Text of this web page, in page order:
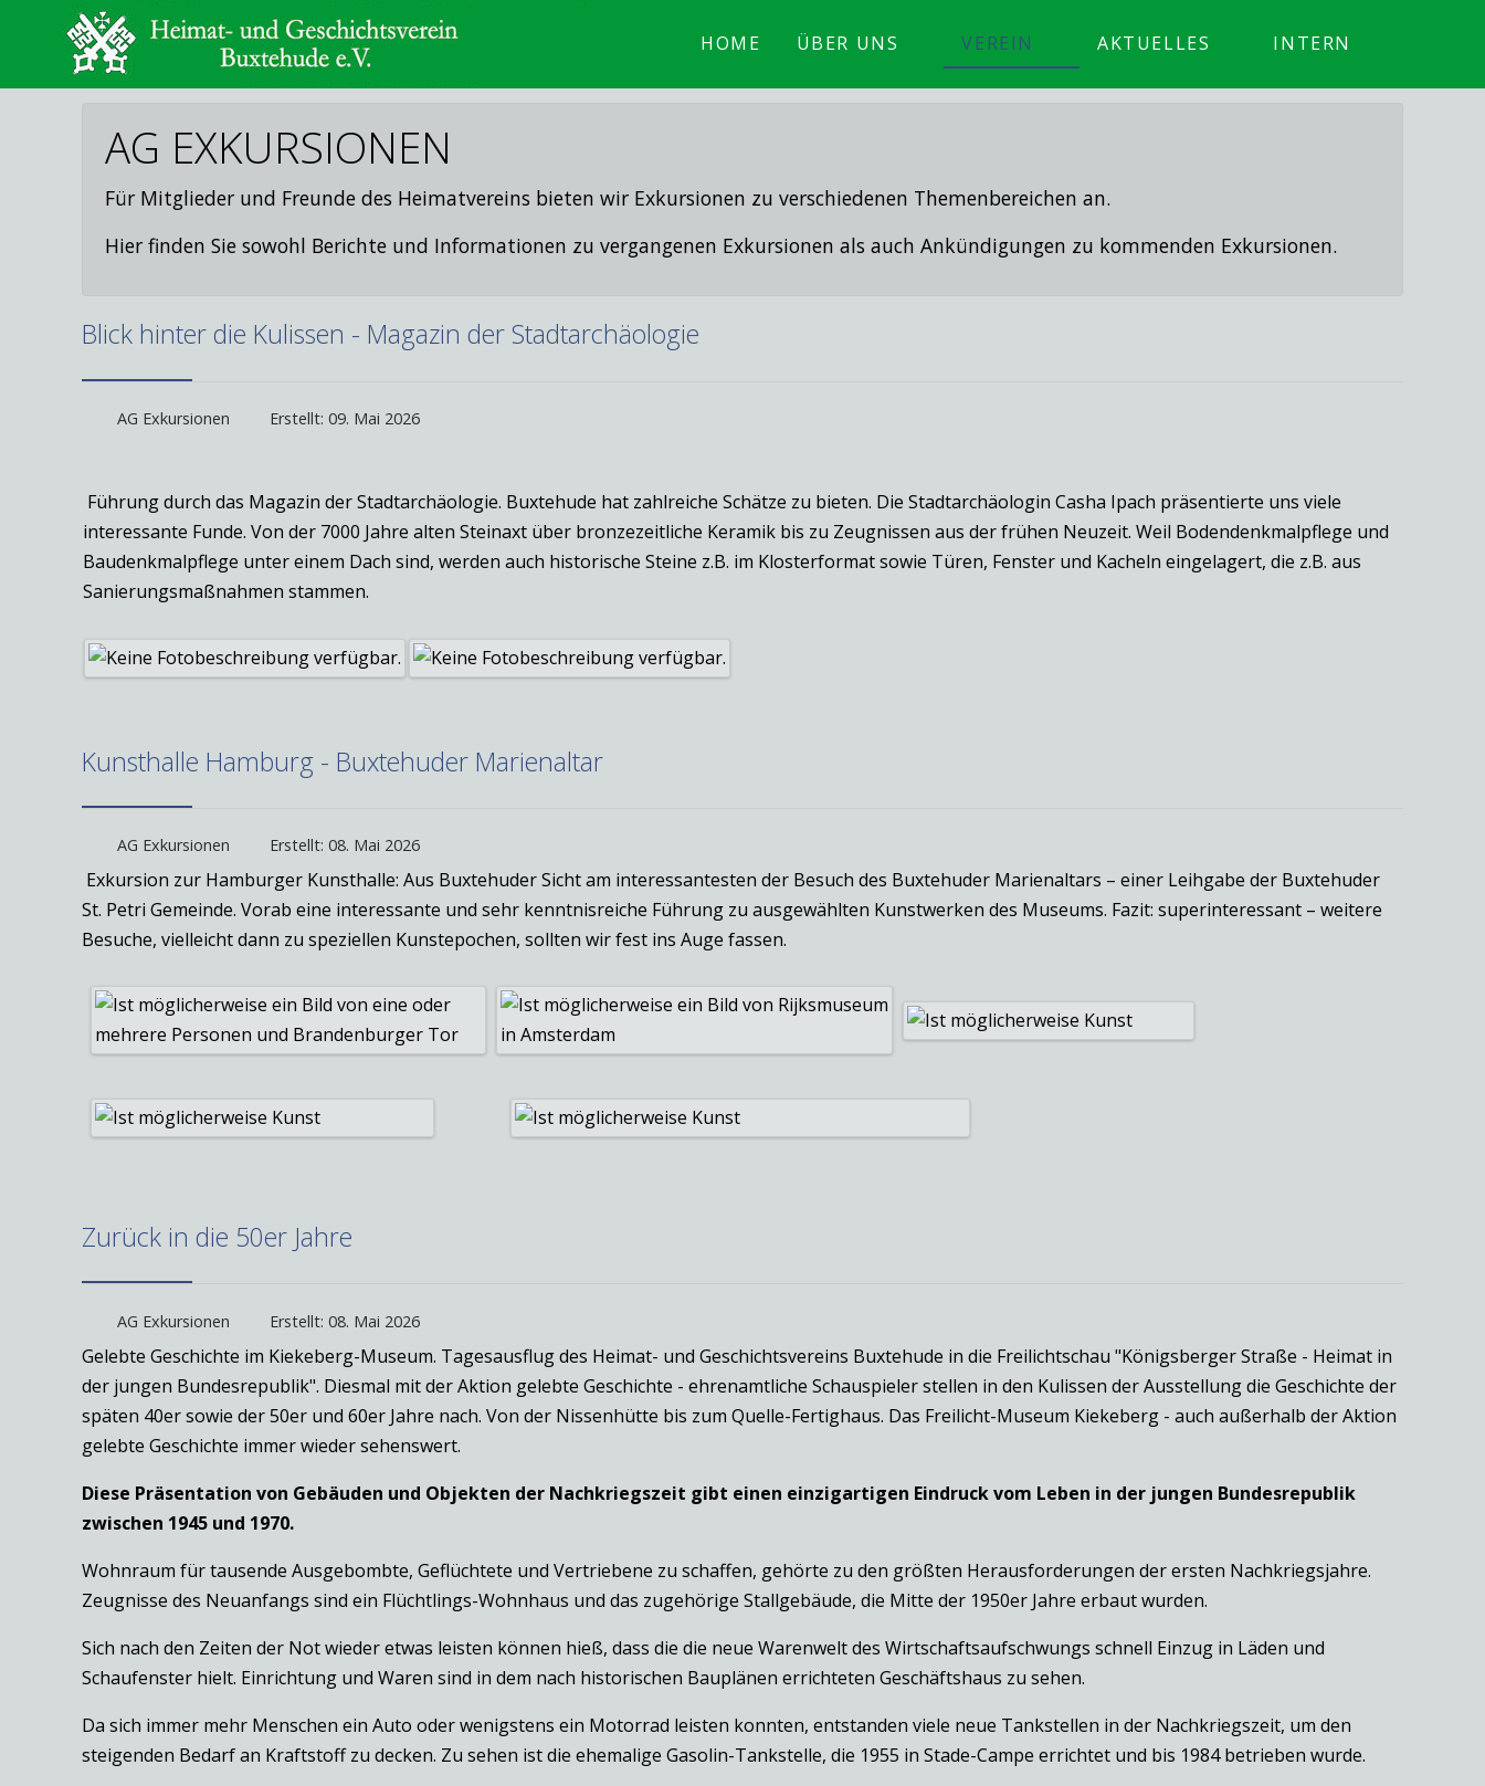
HOME ÜBER UNS VEREIN AKTUELLES INTERN
AG EXKURSIONEN
Für Mitglieder und Freunde des Heimatvereins bieten wir Exkursionen zu verschiedenen Themenbereichen an.
Hier finden Sie sowohl Berichte und Informationen zu vergangenen Exkursionen als auch Ankündigungen zu kommenden Exkursionen.
Blick hinter die Kulissen - Magazin der Stadtarchäologie
AG Exkursionen Erstellt: 09. Mai 2026
Führung durch das Magazin der Stadtarchäologie. Buxtehude hat zahlreiche Schätze zu bieten. Die Stadtarchäologin Casha Ipach präsentierte uns viele
interessante Funde. Von der 7000 Jahre alten Steinaxt über bronzezeitliche Keramik bis zu Zeugnissen aus der frühen Neuzeit. Weil Bodendenkmalpflege und
Baudenkmalpflege unter einem Dach sind, werden auch historische Steine z.B. im Klosterformat sowie Türen, Fenster und Kacheln eingelagert, die z.B. aus
Sanierungsmaßnahmen stammen.
Kunsthalle Hamburg - Buxtehuder Marienaltar
AG Exkursionen Erstellt: 08. Mai 2026
Exkursion zur Hamburger Kunsthalle: Aus Buxtehuder Sicht am interessantesten der Besuch des Buxtehuder Marienaltars – einer Leihgabe der Buxtehuder
St. Petri Gemeinde. Vorab eine interessante und sehr kenntnisreiche Führung zu ausgewählten Kunstwerken des Museums. Fazit: superinteressant – weitere
Besuche, vielleicht dann zu speziellen Kunstepochen, sollten wir fest ins Auge fassen.
Zurück in die 50er Jahre
AG Exkursionen Erstellt: 08. Mai 2026
Gelebte Geschichte im Kiekeberg-Museum. Tagesausflug des Heimat- und Geschichtsvereins Buxtehude in die Freilichtschau "Königsberger Straße - Heimat in
der jungen Bundesrepublik". Diesmal mit der Aktion gelebte Geschichte - ehrenamtliche Schauspieler stellen in den Kulissen der Ausstellung die Geschichte der
späten 40er sowie der 50er und 60er Jahre nach. Von der Nissenhütte bis zum Quelle-Fertighaus. Das Freilicht-Museum Kiekeberg - auch außerhalb der Aktion
gelebte Geschichte immer wieder sehenswert.
Diese Präsentation von Gebäuden und Objekten der Nachkriegszeit gibt einen einzigartigen Eindruck vom Leben in der jungen Bundesrepublik
zwischen 1945 und 1970.
Wohnraum für tausende Ausgebombte, Geflüchtete und Vertriebene zu schaffen, gehörte zu den größten Herausforderungen der ersten Nachkriegsjahre.
Zeugnisse des Neuanfangs sind ein Flüchtlings-Wohnhaus und das zugehörige Stallgebäude, die Mitte der 1950er Jahre erbaut wurden.
Sich nach den Zeiten der Not wieder etwas leisten können hieß, dass die die neue Warenwelt des Wirtschaftsaufschwungs schnell Einzug in Läden und
Schaufenster hielt. Einrichtung und Waren sind in dem nach historischen Bauplänen errichteten Geschäftshaus zu sehen.
Da sich immer mehr Menschen ein Auto oder wenigstens ein Motorrad leisten konnten, entstanden viele neue Tankstellen in der Nachkriegszeit, um den
steigenden Bedarf an Kraftstoff zu decken. Zu sehen ist die ehemalige Gasolin-Tankstelle, die 1955 in Stade-Campe errichtet und bis 1984 betrieben wurde.